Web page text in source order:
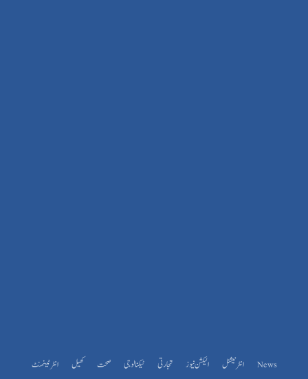
News انٹرنیشنل الیکشن نیوز تجارتی ٹیکنالوجی صحت کھیل انٹرٹینمنٹ